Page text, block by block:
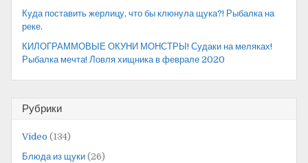
Куда поставить жерлицу, что бы клюнула щука?! Рыбалка на
реке.
КИЛОГРАММОВЫЕ ОКУНИ МОНСТРЫ! Судаки на меляках!
Рыбалка мечта! Ловля хищника в феврале 2020
Рубрики
Video (134)
Блюда из щуки (26)